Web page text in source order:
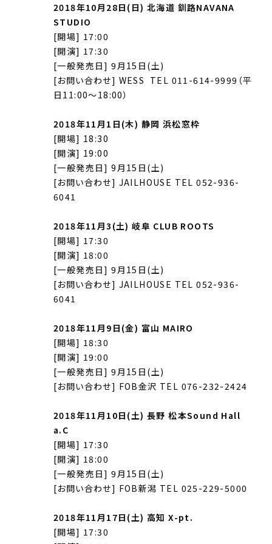
2018年10月28日(日) 北海道 釧路NAVANA
STUDIO
[開場] 17:00
[開演] 17:30
[一般発売日] 9月15日(土)
[お問い合わせ] WESS TEL 011-614-9999（平
日11:00〜18:00）
2018年11月1日(木) 静岡 浜松窓枠
[開場] 18:30
[開演] 19:00
[一般発売日] 9月15日(土)
[お問い合わせ] JAILHOUSE TEL 052-936-
6041
2018年11月3(土) 岐阜 CLUB ROOTS
[開場] 17:30
[開演] 18:00
[一般発売日] 9月15日(土)
[お問い合わせ] JAILHOUSE TEL 052-936-
6041
2018年11月9日(金) 富山 MAIRO
[開場] 18:30
[開演] 19:00
[一般発売日] 9月15日(土)
[お問い合わせ] FOB金沢 TEL 076-232-2424
2018年11月10日(土) 長野 松本Sound Hall
a.C
[開場] 17:30
[開演] 18:00
[一般発売日] 9月15日(土)
[お問い合わせ] FOB新潟 TEL 025-229-5000
2018年11月17日(土) 高知 X-pt.
[開場] 17:30